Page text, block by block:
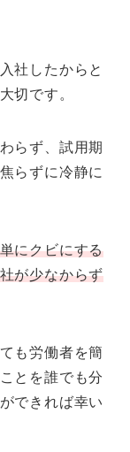
社したからと
切です。
らず、試用期
らずに冷静に
にクビにする
が少なからず
も労働者を簡
とを誰でも分
できれば幸い